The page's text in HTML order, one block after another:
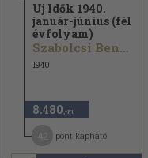
Uj Idők 1940.
január-június (fél
évfolyam)
Szabolcsi Bence...
1940
8.480 ,-Ft
pont kapható